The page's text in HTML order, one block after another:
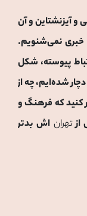
و آیزنشتاین و آن
خبری نمی‌شنویم.
پیوسته، شکل
شده‌ایم، چه از
کنید که فرهنگ و
تهران اش بدتر